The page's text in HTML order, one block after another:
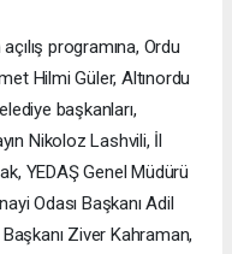
programına, Ordu
Hilmi Güler, Altınordu
başkanları,
Nikoloz Lashvili, İl
YEDAŞ Genel Müdürü
Odası Başkanı Adil
Ziver Kahraman,